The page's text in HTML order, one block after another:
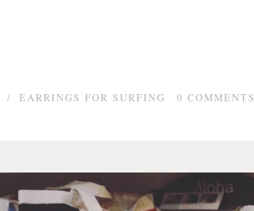
/ EARRINGS FOR SURFING 0 COMMENTS